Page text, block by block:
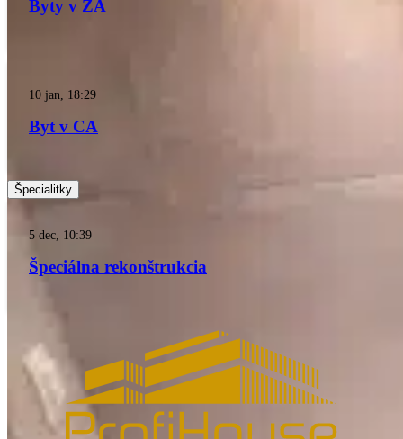
Byty v ZA
10 jan, 18:29
Byt v CA
Špecialitky
5 dec, 10:39
Špeciálna rekonštrukcia